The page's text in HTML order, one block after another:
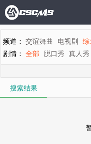
频道： 交谊舞曲 电视剧
剧情： 全部 脱口秀 真人秀
地区： 全部 内地 香港 台
年代： 全部 2015 2014
字母： 全部
搜索结果